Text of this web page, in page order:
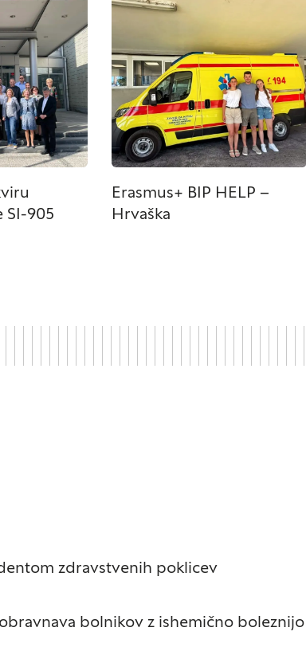
SI-905
Erasmus+ BIP HELP –
Hrvaška
zdravstvenih poklicev
bolnikov z ishemično boleznijo
obrazcev. Na voljo imate nastavitev, da
tem primeru nekateri deli spletnega mesta ne
prometa, da lahko merimo in izboljšamo
njimi prepoznamo, katera mesta so najbolj in
obiskovalci pomikajo po spletnem mestu. Podatki,
edinstveno prepoznavanje vašega brskalnika in